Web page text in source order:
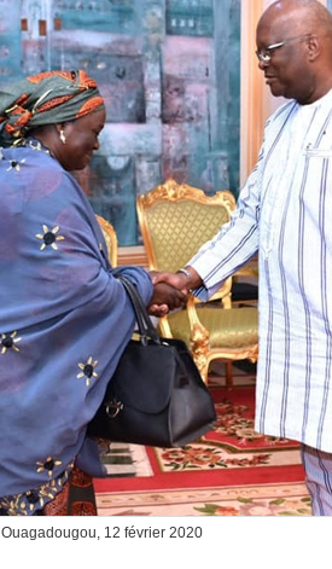
Ouagadougou, 12 février 2020